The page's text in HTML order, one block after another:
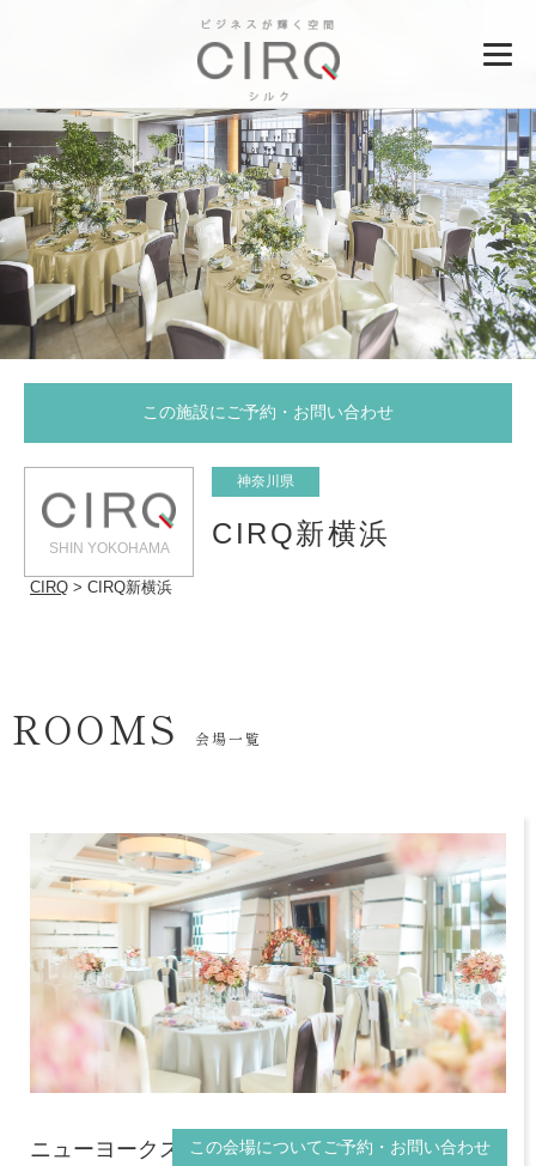
この施設にご予約・お問い合わせ
SHIN YOKOHAMA
神奈川県
CIRQ新横浜
CIRQ CIRQ新横浜
ROOMS 会場一覧
この会場についてご予約・お問い合わせ
ニューヨークスイート VRビュー